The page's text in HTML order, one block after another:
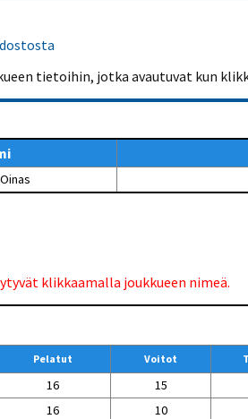
Leirit
Maahanmuuttajien
kotouttaminen ja
sukupuolten tasa-arvo
pöytätenniksessä
kattavan osallisuuden
tietoihin, jotka avautuvat kun
klikkaamalla joukkueen nimeä.
Pelatut Voitot
16 15
16 10